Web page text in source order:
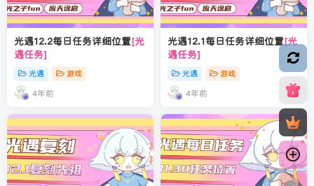
光遇12.2每日任务详细位置[光
遇任务]
光遇 游戏
4年前
光遇12.1每日任务详细位置[光
遇任务]
光遇 游戏
4年前